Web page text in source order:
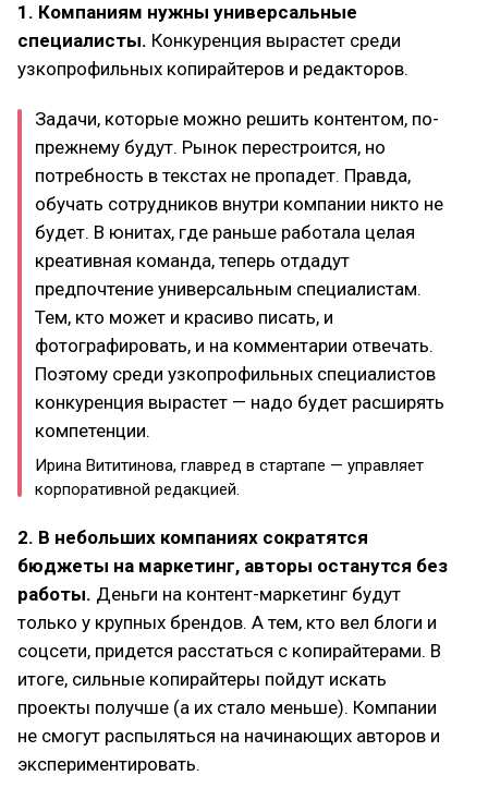
1. Компаниям нужны универсальные
специалисты. Конкуренция вырастет среди
узкопрофильных копирайтеров и редакторов.
Задачи, которые можно решить контентом, по-
прежнему будут. Рынок перестроится, но
потребность в текстах не пропадет. Правда,
обучать сотрудников внутри компании никто не
будет. В юнитах, где раньше работала целая
креативная команда, теперь отдадут
предпочтение универсальным специалистам.
Тем, кто может и красиво писать, и
фотографировать, и на комментарии отвечать.
Поэтому среди узкопрофильных специалистов
конкуренция вырастет — надо будет расширять
компетенции.
Ирина Вититинова, главред в стартапе — управляет
корпоративной редакцией.
2. В небольших компаниях сократятся
бюджеты на маркетинг, авторы останутся без
работы. Деньги на контент-маркетинг будут
только у крупных брендов. А тем, кто вел блоги и
соцсети, придется расстаться с копирайтерами. В
итоге, сильные копирайтеры пойдут искать
проекты получше (а их стало меньше). Компании
не смогут распыляться на начинающих авторов и
экспериментировать.